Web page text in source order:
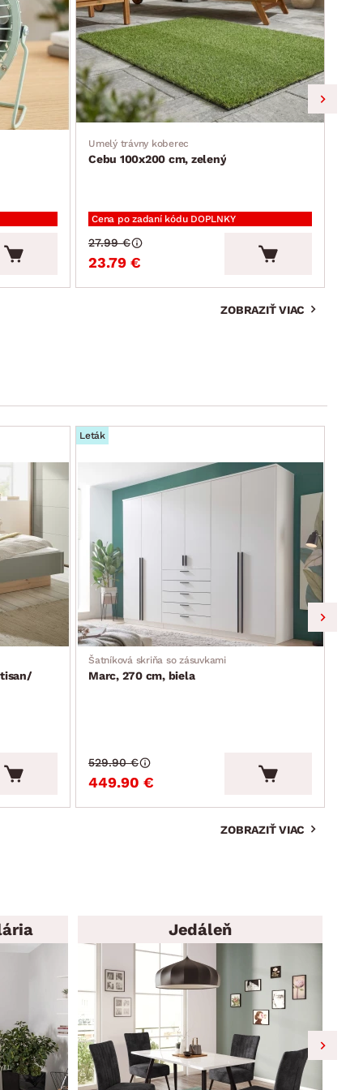
Umelý trávny koberec
Cebu 100x200 cm, zelený
Cena po zadaní kódu DOPLNKY
23.79 €
27.99 €
ZOBRAZIŤ VIAC
Leták
Šatníková skriňa so zásuvkami
Marc, 270 cm, biela
449.90 €
529.90 €
ZOBRAZIŤ VIAC
Jedáleň